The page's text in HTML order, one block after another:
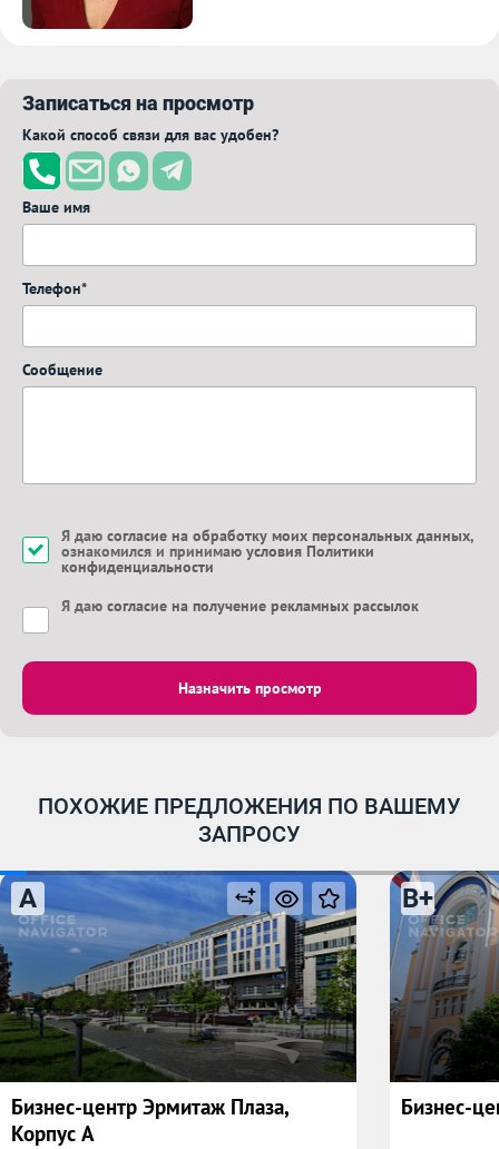
Записаться на просмотр
Какой способ связи для вас удобен?
Ваше имя
Телефон*
Сообщение
Я даю согласие на обработку моих персональных данных,
ознакомился и принимаю условия Политики
конфиденциальности
Я даю согласие на получение рекламных рассылок
Назначить просмотр
ПОХОЖИЕ ПРЕДЛОЖЕНИЯ ПО ВАШЕМУ
ЗАПРОСУ
A
Бизнес-центр Эрмитаж Плаза,
Корпус А
B+
Бизнес-